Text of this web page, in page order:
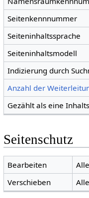
Seitenkennnummer
Seiteninhaltssprache
Seiteninhaltsmodell
Indizierung durch
Anzahl der
Gezählt als eine
Seitenschutz
Bearbeiten
Verschieben